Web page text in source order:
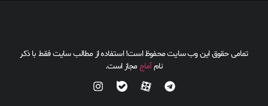
تمامی حقوق این وب سایت محفوظ است! استفاده از مطالب سایت فقط با ذکر
نامآماجمجاز است.